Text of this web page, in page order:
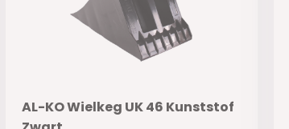
AL-KO Wielkeg UK 46 Kunststof